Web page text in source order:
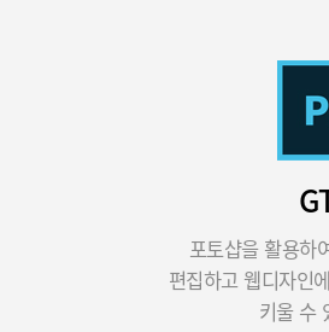
포토샵을 활용하
편집하고 웹디자인
키울 수